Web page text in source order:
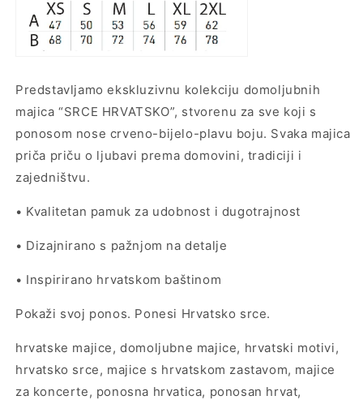
Predstavljamo ekskluzivnu kolekciju domoljubnih
majica “SRCE HRVATSKO”, stvorenu za sve koji s
ponosom nose crveno-bijelo-plavu boju. Svaka majica
priča priču o ljubavi prema domovini, tradiciji i
zajedništvu.
• Kvalitetan pamuk za udobnost i dugotrajnost
• Dizajnirano s pažnjom na detalje
• Inspirirano hrvatskom baštinom
Pokaži svoj ponos. Ponesi Hrvatsko srce.
hrvatske majice, domoljubne majice, hrvatski motivi,
hrvatsko srce, majice s hrvatskom zastavom, majice
za koncerte, ponosna hrvatica, ponosan hrvat,